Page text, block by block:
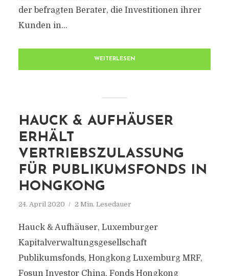
der befragten Berater, die Investitionen ihrer
Kunden in...
WEITERLESEN
HAUCK & AUFHÄUSER
ERHÄLT
VERTRIEBSZULASSUNG
FÜR PUBLIKUMSFONDS IN
HONGKONG
24. April 2020 2 Min. Lesedauer
Hauck & Aufhäuser, Luxemburger
Kapitalverwaltungsgesellschaft
Publikumsfonds, Hongkong Luxemburg MRF,
Fosun Investor China, Fonds Hongkong